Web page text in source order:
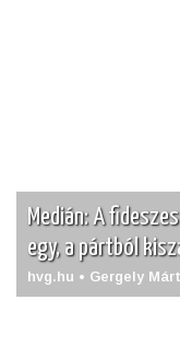
Medián: A
egy, a pártból
hvg.hu • Gergely